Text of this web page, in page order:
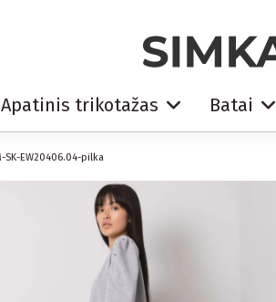
Apatinis trikotažas Batai
SK-EW20406.04-pilka